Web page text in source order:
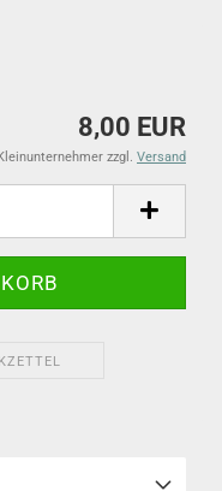
8,00 EUR
zzgl. Versand